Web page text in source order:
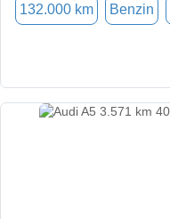
132.000 km Benzin